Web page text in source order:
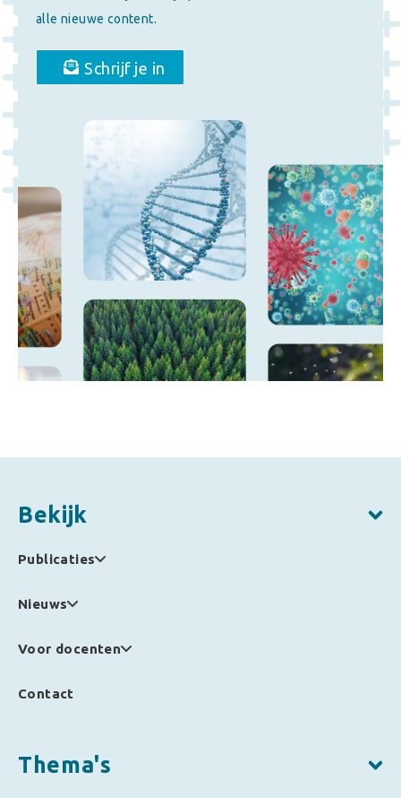
alle nieuwe content.
Schrijf je in
Bekijk
Publicaties
Nieuws
Voor docenten
Contact
Thema's